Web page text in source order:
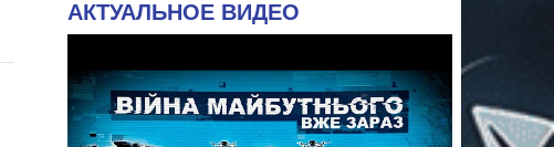
АКТУАЛЬНОЕ ВИДЕО